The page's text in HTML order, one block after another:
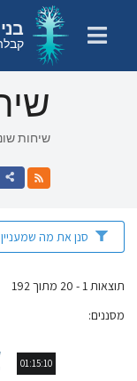
שיחות
סנן את מה
תוצאות 1 - 20 מתוך 192
מסננים:
01:15:10